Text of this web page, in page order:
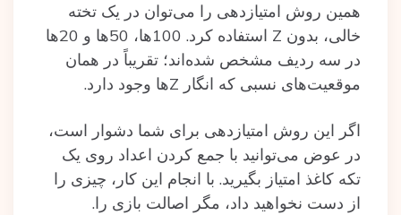
همین روش امتیازدهی را می‌توان در یک تخته
خالی، بدون Z استفاده کرد. 100ها، 50ها و 20ها
در سه ردیف مشخص شده‌اند؛ تقریباً در همان
موقعیت‌های نسبی که انگار Zها وجود دارد.
اگر این روش امتیازدهی برای شما دشوار است،
در عوض می‌توانید با جمع کردن اعداد روی یک
تکه کاغذ امتیاز بگیرید. با انجام این کار، چیزی را
از دست نخواهید داد، مگر اصالت بازی را.